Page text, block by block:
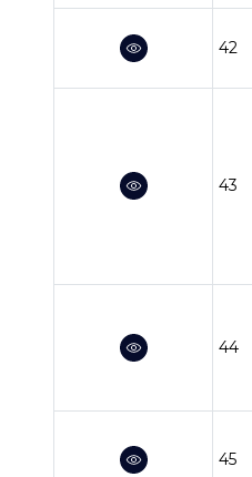
42
43
44
45